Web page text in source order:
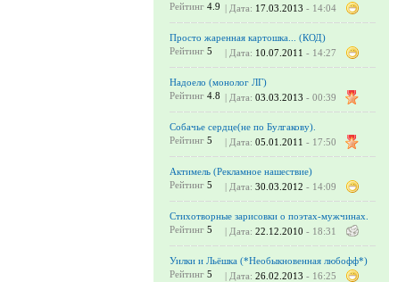
Рейтинг 4.9 | Дата: 17.03.2013 - 14:04
Просто жаренная картошка... (КОД)
Рейтинг 5 | Дата: 10.07.2011 - 14:27
Надоело (монолог ЛГ)
Рейтинг 4.8 | Дата: 03.03.2013 - 00:39
Собачье сердце(не по Булгакову).
Рейтинг 5 | Дата: 05.01.2011 - 17:50
Актимель (Рекламное нашествие)
Рейтинг 5 | Дата: 30.03.2012 - 14:09
Стихотворные зарисовки о поэтах-мужчинах.
Рейтинг 5 | Дата: 22.12.2010 - 18:31
Уилки и Льёшка (*Необыкновенная любофф*)
Рейтинг 5 | Дата: 26.02.2013 - 16:25